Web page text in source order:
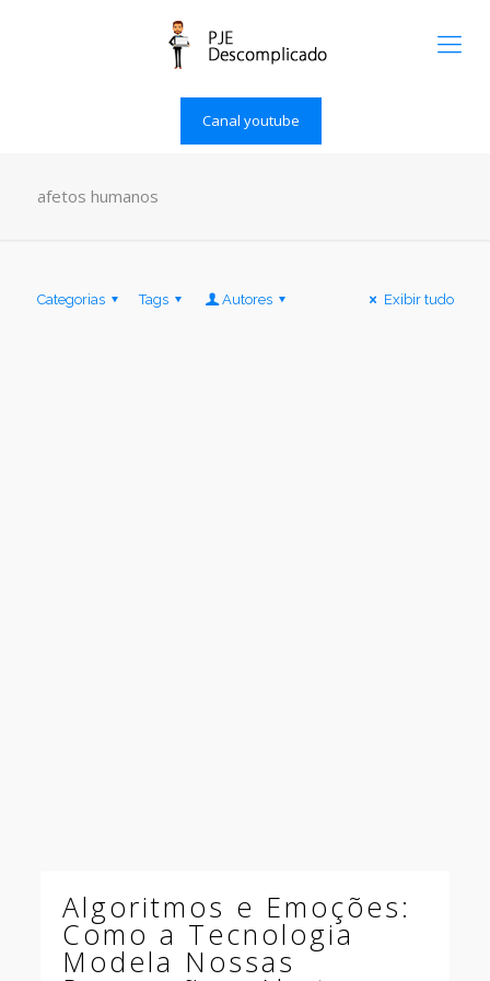
Canal youtube
afetos humanos
Categorias Tags Autores Exibir tudo
Algoritmos e Emoções:
Como a Tecnologia
Modela Nossas